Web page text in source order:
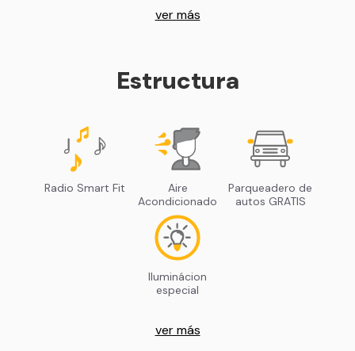
ver más
Estructura
Radio Smart Fit
Aire
Acondicionado
Parqueadero de
autos GRATIS
Iluminácion
especial
ver más